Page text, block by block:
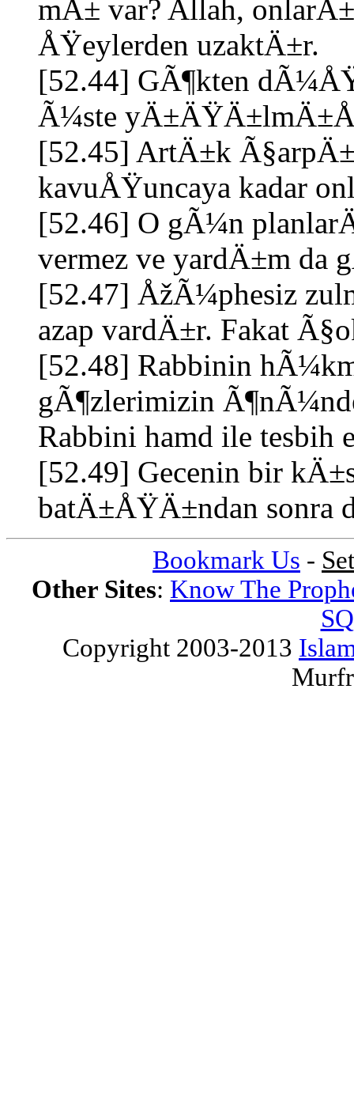
mÄ± var? Allah,
ÅŸeylerden uzaktÄ±r.
[52.44] GÃ¶kten
Ã¼ste
[52.45] ArtÄ±k
kavuÅŸuncaya kadar
[52.46] O gÃ¼n
vermez ve yardÄ±m da
[52.47] ÅžÃ¼phesiz
azap vardÄ±r. Fakat
[52.48] Rabbinin
gÃ¶zlerimizin
Rabbini hamd ile tesbih
[52.49] Gecenin bir
batÄ±ÅŸÄ±ndan sonra
Bookmark Us -
Other Sites: Know The
Copyright 2003-2013